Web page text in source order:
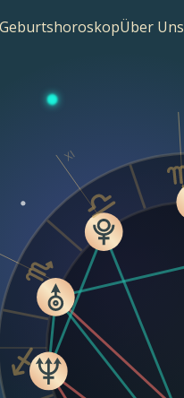
Über Uns
XI